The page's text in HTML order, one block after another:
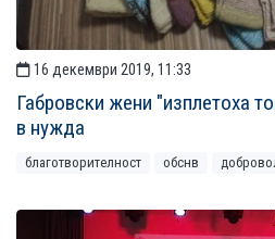
16 декември 2019, 11:33
Габровски жени "изплетоха
в нужда
благотворителност обснв